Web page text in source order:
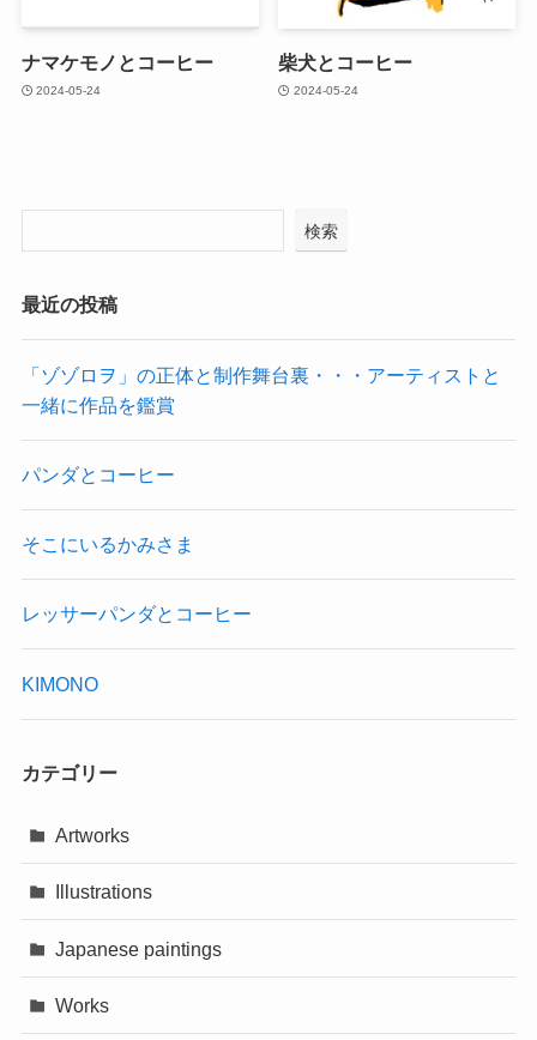
ナマケモノとコーヒー
2024-05-24
柴犬とコーヒー
2024-05-24
検索
最近の投稿
「ゾゾロヲ」の正体と制作舞台裏・・・アーティストと
一緒に作品を鑑賞
パンダとコーヒー
そこにいるかみさま
レッサーパンダとコーヒー
KIMONO
カテゴリー
Artworks
Illustrations
Japanese paintings
Works